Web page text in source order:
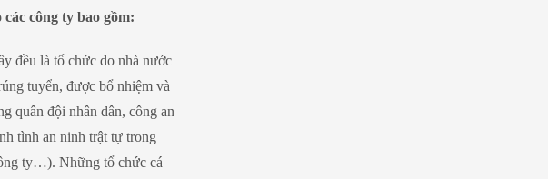
công ty bao gồm:
đều là tổ chức do nhà nước
tuyển, được bổ nhiệm và
quân đội nhân dân, công an
tình an ninh trật tự trong
ty…). Những tổ chức cá